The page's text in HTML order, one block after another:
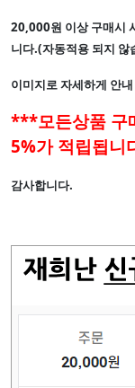
20,000원 이상 구매시
니다.(자동적용 되지 않
이미지로 자세하게 안
***모든상품 구
5%가 적립됩
감사합니다.